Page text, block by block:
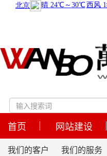
首页 网站建设
我们的客户 我们的服务